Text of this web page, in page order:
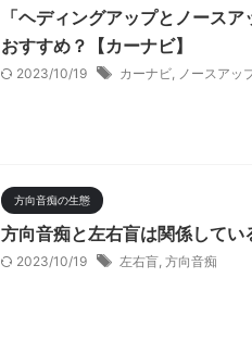
「ヘディングアップとノース
おすすめ？【カーナビ】
2023/10/19 カーナビ, ノースアッ
方向音痴の生態
方向音痴と左右盲は関係してい
2023/10/19 左右盲 方向音痴